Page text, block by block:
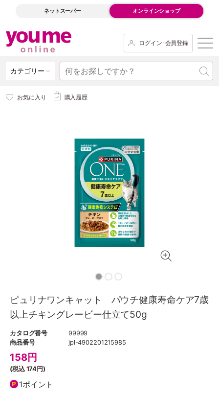
ネットスーパー オンラインショップ
ログイン･会員登録
カテゴリー
お気に入り 購入履歴
ピュリナワンキャット パウチ健康寿命ケア7歳
以上チキングレービー仕立て50g
カタログ番号
99999
商品番号
jpl-4902201215985
158円
(税込174円)
1ポイント